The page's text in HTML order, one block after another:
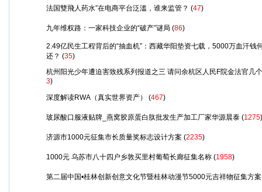
法国雙飛人药水”在电商平台泛滥，谁来监管？ (47)
九年维权路：一家科技企业的“破产”谜局 (86)
2.49亿民生工程背后的“抽血机”：西藏华阳垫资七载，5000万血汗钱
还？ (35)
杭州阳光少年遭迫害致残系列报道之三 请问余杭区人民F院金法官几
3)
深度解读RWA（真实世界资产）
(467)
玻尿酸口服液贴牌_燕窝胶原蛋白肽批发生产加工厂家华源晨泰 (1275)
济源市1000元征集市长质量奖标志设计方案 (2235)
1000元 乌苏市八十四户乡敦买里村葡萄长廊征集名称 (1958)
第二届中国•桂林创新创意文化节暨桂林动漫节5000元吉祥物征集方案